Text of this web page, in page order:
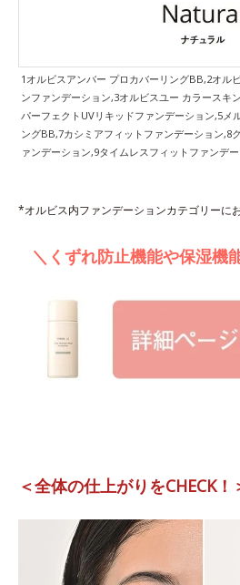
1オルビスアンバー プロカバーリングBB,2オル
ンファンデーション,3オルビスユー カラースキ
パーフェクトUVリキッドファンデーション,5メ
ングBB,7カシミアフィットファンデーション,8
ァンデーション,9タイムレスフィットファンデ
*オルビス内ファンデーションカテゴリーに
＼くずれ防止機能や保湿機
＜全体の仕上がりをCHECK！